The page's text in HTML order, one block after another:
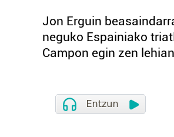
Jon Erguin
neguko Espainiako
Campon egin zen